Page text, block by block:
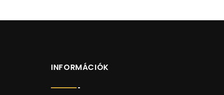
INFORMÁCIÓK